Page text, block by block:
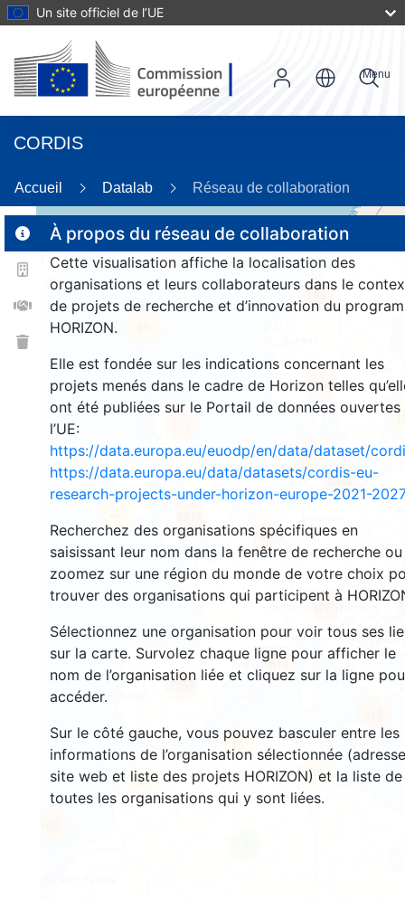
Un site officiel de l’UE
CORDIS
Menu
Accueil Datalab Réseau de collaboration
À propos du réseau de collaboration
Cette visualisation affiche la localisation des
organisations et leurs collaborateurs dans le
de projets de recherche et d’innovation du
HORIZON.
Elle est fondée sur les indications concernant les
projets menés dans le cadre de Horizon telles
ont été publiées sur le Portail de données ouvertes
l’UE:
https://data.europa.eu/euodp/en/data/dataset/
https://data.europa.eu/data/datasets/cordis-eu-
research-projects-under-horizon-europe-2021-2027
Recherchez des organisations spécifiques en
saisissant leur nom dans la fenêtre de recherche ou
zoomez sur une région du monde de votre choix
trouver des organisations qui participent à
Sélectionnez une organisation pour voir tous ses
sur la carte. Survolez chaque ligne pour afficher le
nom de l’organisation liée et cliquez sur la ligne
accéder.
Sur le côté gauche, vous pouvez basculer entre les
informations de l’organisation sélectionnée
site web et liste des projets HORIZON) et la liste de
toutes les organisations qui y sont liées.
29
183
1380
15
54
614
7595
137
3244
12251
10574